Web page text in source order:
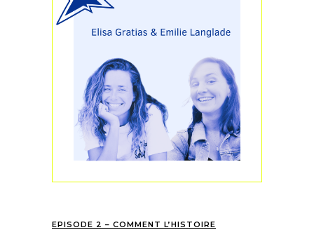
EPISODE 2 – COMMENT L’HISTOIRE